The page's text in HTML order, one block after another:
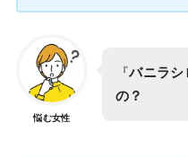
悩む女性
『バニラシ
の？